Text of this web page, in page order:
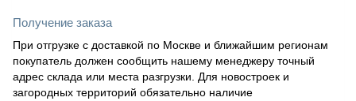
Получение заказа
При отгрузке с доставкой по Москве и ближайшим регионам
покупатель должен сообщить нашему менеджеру точный
адрес склада или места разгрузки. Для новостроек и
загородных территорий обязательно наличие